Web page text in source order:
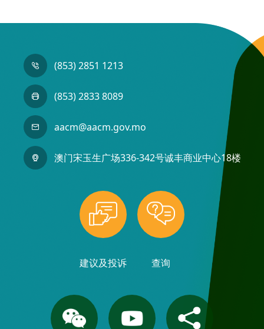
(853) 2851 1213
(853) 2833 8089
aacm@aacm.gov.mo
澳门宋玉生广场336-342号诚丰商业中心18楼
建议及投诉 查询